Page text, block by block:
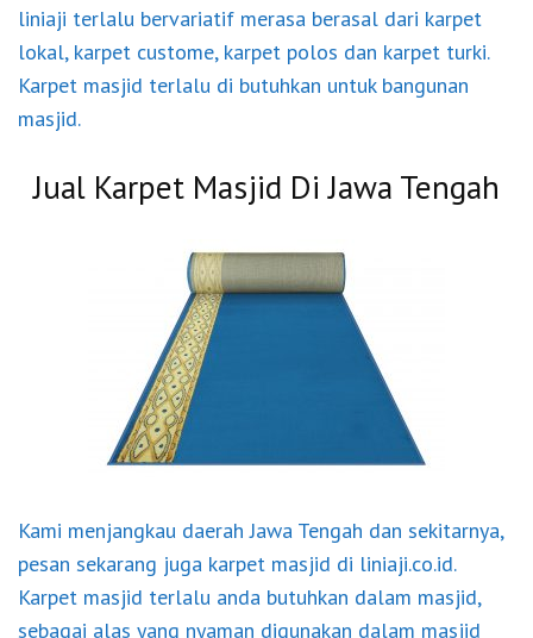
liniaji terlalu bervariatif merasa berasal dari karpet
lokal, karpet custome, karpet polos dan karpet turki.
Karpet masjid terlalu di butuhkan untuk bangunan
masjid.
Jual Karpet Masjid Di Jawa Tengah
Kami menjangkau daerah Jawa Tengah dan sekitarnya,
pesan sekarang juga karpet masjid di liniaji.co.id.
Karpet masjid terlalu anda butuhkan dalam masjid,
sebagai alas yang nyaman digunakan dalam masjid